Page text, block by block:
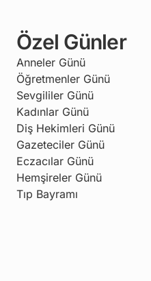
Özel Günler
Anneler Günü
Öğretmenler Günü
Sevgililer Günü
Kadınlar Günü
Diş Hekimleri Günü
Gazeteciler Günü
Eczacılar Günü
Hemşireler Günü
Tıp Bayramı